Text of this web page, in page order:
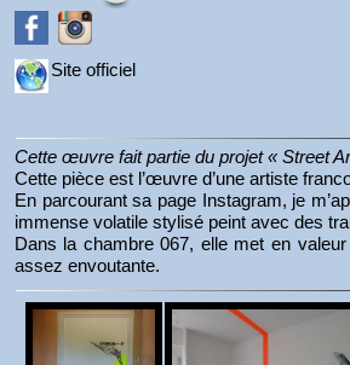
Site officiel
Cette œuvre fait partie du projet « Street
Cette pièce est l’œuvre d’une artiste
En parcourant sa page Instagram, je
immense volatile stylisé peint avec des
Dans la chambre 067, elle met en
assez envoutante.